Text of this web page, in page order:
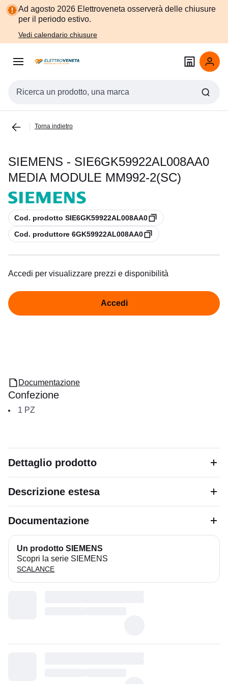
Vai alla
navigazione
Vai
alla
Ad agosto 2026 Elettroveneta osserverà delle chiusure
per il periodo estivo.
Vedi calendario chiusure
Cerca input
Torna indietro
SIEMENS - SIE6GK59922AL008AA0
MEDIA MODULE MM992-2(SC)
copiaCod. prodotto SIE6GK59922AL008AA0
copiaCod. produttore 6GK59922AL008AA0
Accedi per visualizzare prezzi e disponibilità
Accedi
Documentazione
Confezione
1 PZ
Dettaglio prodotto
Descrizione estesa
Documentazione
Un prodotto SIEMENS
Scopri la serie SIEMENS
SCALANCE